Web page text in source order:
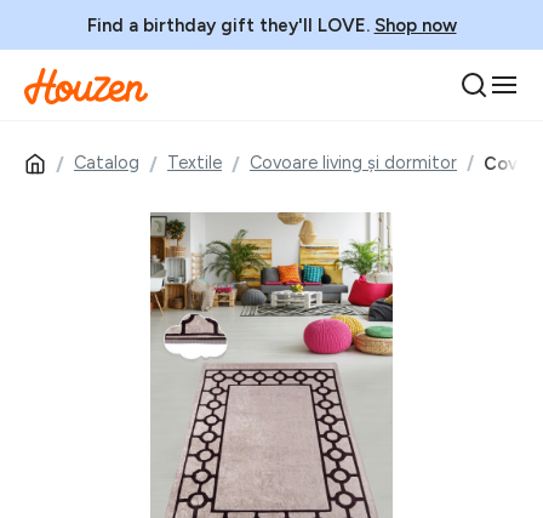
Find a birthday gift they'll LOVE. Shop now
Catalog Textile Covoare living și dormitor